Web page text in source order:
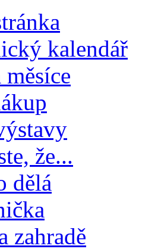
kalendář
že...
dělá
zahradě